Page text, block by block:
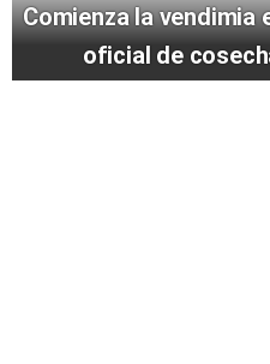
Comienza la vendimia
oficial de